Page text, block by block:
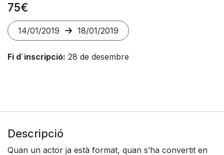
75€
14/01/2019 18/01/2019
Fi d´inscripció: 28 de desembre
Descripció
Quan un actor ja està format, quan s’ha convertit en